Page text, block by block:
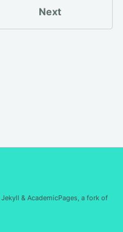
Next
Jekyll & AcademicPages, a fork of